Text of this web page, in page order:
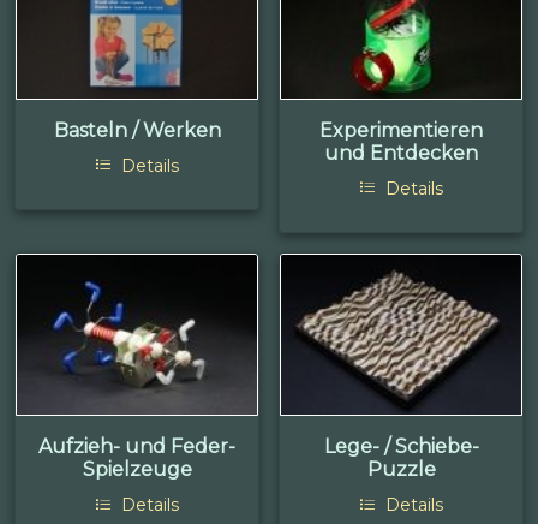
Basteln / Werken
Details
Experimentieren
und Entdecken
Details
Aufzieh- und Feder-
Spielzeuge
Details
Lege- / Schiebe-
Puzzle
Details